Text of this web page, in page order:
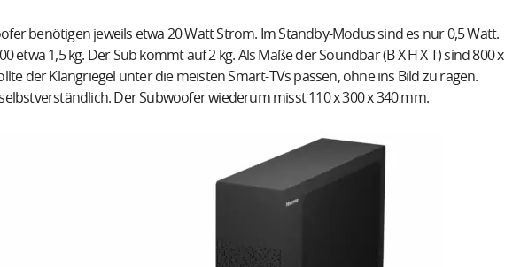
benötigen jeweils etwa 20 Watt Strom. Im Standby-Modus sind es nur 0,5 Watt.
etwa 1,5 kg. Der Sub kommt auf 2 kg. Als Maße der Soundbar (B X H X T) sind 800 x
der Klangriegel unter die meisten Smart-TVs passen, ohne ins Bild zu ragen.
Der Subwoofer wiederum misst 110 x 300 x 340 mm.